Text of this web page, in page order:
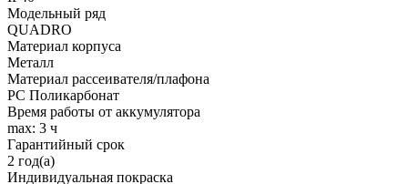
Модельный ряд
QUADRO
Материал корпуса
Металл
Материал рассеивателя/плафона
PC Поликарбонат
Время работы от аккумулятора
max: 3 ч
Гарантийный срок
2 год(а)
Индивидуальная покраска